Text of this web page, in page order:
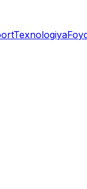
Texnologiya